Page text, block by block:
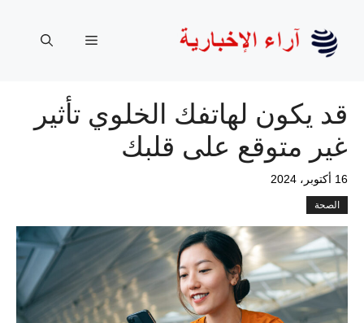
المحتوى
القائمة
قد يكون لهاتفك الخلوي تأثير
غير متوقع على قلبك
16 أكتوبر، 2024
الصحة